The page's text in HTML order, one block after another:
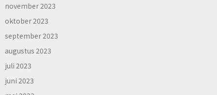
november 2023
oktober 2023
september 2023
augustus 2023
juli 2023
juni 2023